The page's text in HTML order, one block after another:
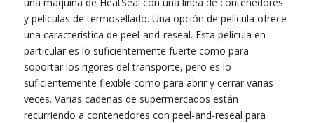
y películas de termosellado. Una opción de película ofrece
una característica de peel-and-reseal. Esta película en
particular es lo suficientemente fuerte como para
soportar los rigores del transporte, pero es lo
suficientemente flexible como para abrir y cerrar varias
veces. Varias cadenas de supermercados están
recurriendo a contenedores con peel-and-reseal para